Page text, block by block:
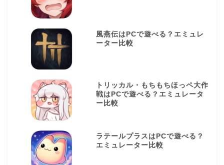
風燕伝はPCで遊べる？エミュレ
ーター比較
トリッカル・もちもちほっペ大作
戦はPCで遊べる？エミュレータ
ー比較
ラテールプラスはPCで遊べる？
エミュレーター比較